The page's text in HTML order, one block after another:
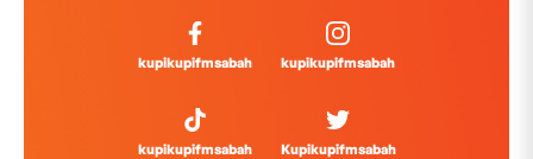
kupikupifmsabah kupikupifmsabah
kupikupifmsabah Kupikupifmsabah